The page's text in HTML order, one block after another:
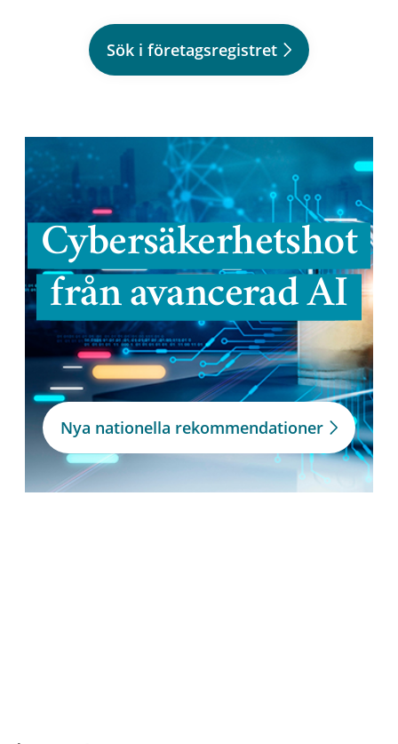
Sök i företagsregistret
Cybersäkerhetshot
från avancerad AI
Nya nationella rekommendationer